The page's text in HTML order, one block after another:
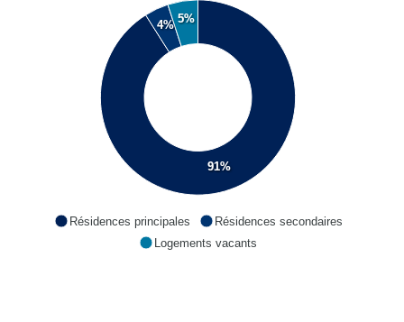
91%
4% 5%
Résidences principales
Résidences secondaires
Logements vacants